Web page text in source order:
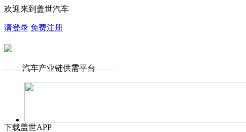
欢迎来到盖世汽车
请登录 免费注册
—— 汽车产业链供需平台 ——
下载盖世APP